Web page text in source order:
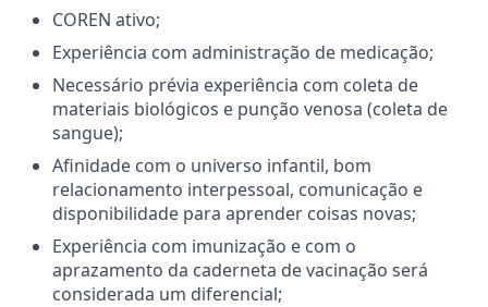
COREN ativo;
Experiência com administração de medicação;
Necessário prévia experiência com coleta de
materiais biológicos e punção venosa (coleta de
sangue);
Afinidade com o universo infantil, bom
relacionamento interpessoal, comunicação e
disponibilidade para aprender coisas novas;
Experiência com imunização e com o
aprazamento da caderneta de vacinação será
considerada um diferencial;